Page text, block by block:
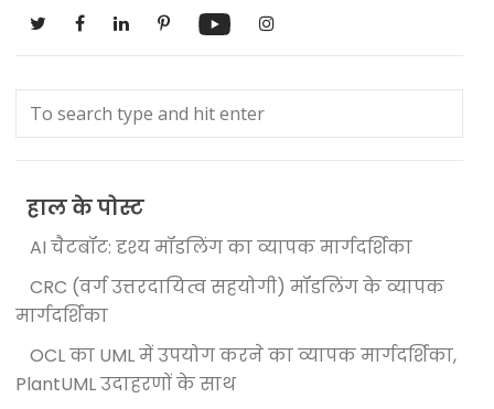
हाल के पोस्ट
AI चैटबॉट: दृश्य मॉडलिंग का व्यापक मार्गदर्शिका
CRC (वर्ग उत्तरदायित्व सहयोगी) मॉडलिंग के व्यापक
मार्गदर्शिका
OCL का UML में उपयोग करने का व्यापक मार्गदर्शिका,
PlantUML उदाहरणों के साथ